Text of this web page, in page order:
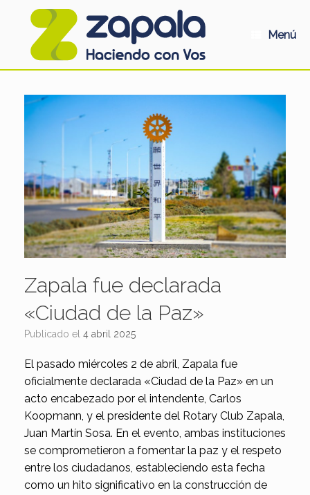
Menú
Zapala fue declarada
«Ciudad de la Paz»
Publicado el 4 abril 2025
El pasado miércoles 2 de abril, Zapala fue
oficialmente declarada «Ciudad de la Paz» en un
acto encabezado por el intendente, Carlos
Koopmann, y el presidente del Rotary Club Zapala,
Juan Martín Sosa. En el evento, ambas instituciones
se comprometieron a fomentar la paz y el respeto
entre los ciudadanos, estableciendo esta fecha
como un hito significativo en la construcción de